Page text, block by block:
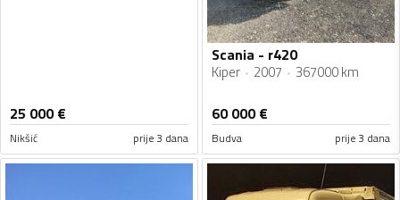
25 000€
Nikšić prije 3 dana
Scania - r420
Kiper 2007 367000 km
60 000€
Budva prije 3 dana